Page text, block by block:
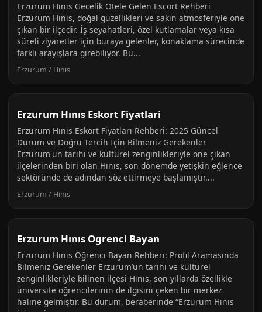
Erzurum Hınıs Gecelik Otele Gelen Escort Rehberi
Erzurum Hınıs, doğal güzellikleri ve sakin atmosferiyle öne
çıkan bir ilçedir. İş seyahatleri, özel kutlamalar veya kısa
süreli ziyaretler için buraya gelenler, konaklama sürecinde
farklı arayışlara girebiliyor. Bu...
Erzurum / Hınıs
Erzurum Hınıs Eskort Fiyatlari
Erzurum Hınıs Eskort Fiyatları Rehberi: 2025 Güncel
Durum ve Doğru Tercih İçin Bilmeniz Gerekenler
Erzurum'un tarihi ve kültürel zenginlikleriyle öne çıkan
ilçelerinden biri olan Hınıs, son dönemde yetişkin eğlence
sektöründe de adından söz ettirmeye başlamıştır....
Erzurum / Hınıs
Erzurum Hınıs Ogrenci Bayan
Erzurum Hınıs Öğrenci Bayan Rehberi: Profil Aramasında
Bilmeniz Gerekenler Erzurum’un tarihi ve kültürel
zenginlikleriyle bilinen ilçesi Hınıs, son yıllarda özellikle
üniversite öğrencilerinin de ilgisini çeken bir merkez
haline gelmiştir. Bu durum, beraberinde “Erzurum Hınıs